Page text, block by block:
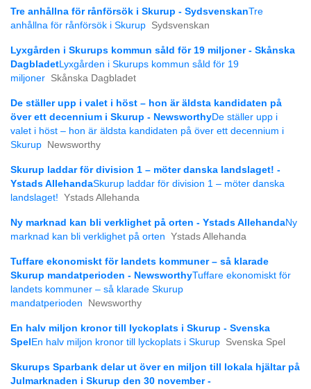
Tre anhållna för rånförsök i Skurup - SydsvenskanTre
anhållna för rånförsök i Skurup Sydsvenskan
Lyxgården i Skurups kommun såld för 19 miljoner - Skånska
DagbladetLyxgården i Skurups kommun såld för 19
miljoner Skånska Dagbladet
De ställer upp i valet i höst – hon är äldsta kandidaten på
över ett decennium i Skurup - NewsworthyDe ställer upp i
valet i höst – hon är äldsta kandidaten på över ett decennium i
Skurup
Newsworthy
Skurup laddar för division 1 – möter danska landslaget! -
Ystads AllehandaSkurup laddar för division 1 – möter danska
landslaget! Ystads Allehanda
Ny marknad kan bli verklighet på orten - Ystads AllehandaNy
marknad kan bli verklighet på orten Ystads Allehanda
Tuffare ekonomiskt för landets kommuner – så klarade
Skurup mandatperioden - NewsworthyTuffare ekonomiskt för
landets kommuner – så klarade Skurup
mandatperioden
Newsworthy
En halv miljon kronor till lyckoplats i Skurup - Svenska
Spel En halv miljon kronor till lyckoplats i Skurup Svenska Spel
Skurups Sparbank delar ut över en miljon till lokala hjältar på
Julmarknaden i Skurup den 30 november -